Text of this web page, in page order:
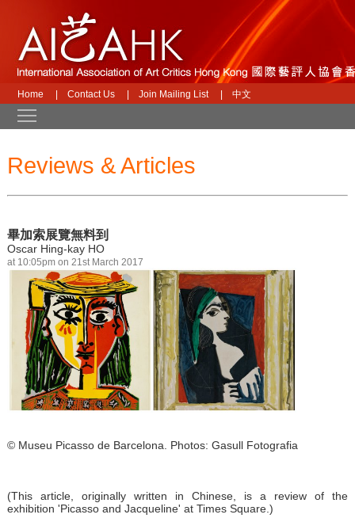
Home Contact Us Join Mailing List 中文
Reviews & Articles
畢加索展覽無料到
Oscar Hing-kay HO
at 10:05pm on 21st March 2017
© Museu Picasso de Barcelona. Photos: Gasull Fotografia
(This article, originally written in Chinese, is a review of the
exhibition 'Picasso and Jacqueline' at Times Square.)